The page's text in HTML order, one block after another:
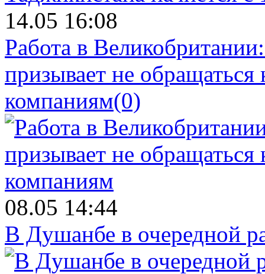
14.05 16:08
Работа в
призывает не
компаниям(0)
08.05 14:44
В Душанбе в очередной